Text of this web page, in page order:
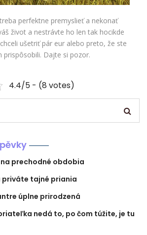
perfektne premyslieť a nekonať
život a nestrávte ho len tak hocikde
ušetriť pár eur alebo preto, že ste
prispôsobili. Dajte si pozor.
4.4/5 - (8 votes)
prechodné obdobia
priváte tajné priania
úplne prirodzená
nedá to, po čom túžite, je tu